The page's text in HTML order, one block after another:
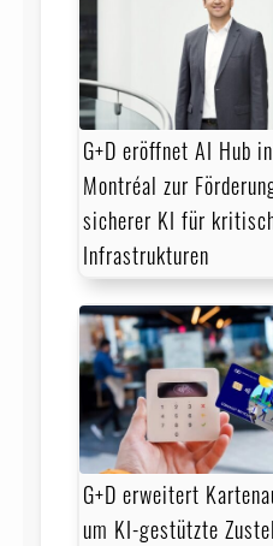
G+D eröffnet AI Hub in
Montréal zur
sicherer KI für
Infrastrukturen
G+D erweitert
um KI-gestützte